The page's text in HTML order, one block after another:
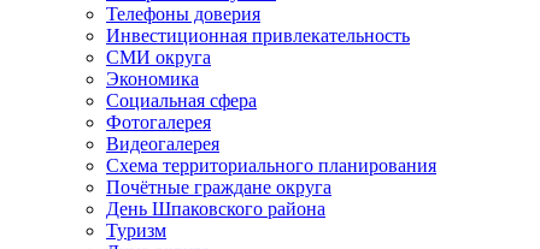
Телефоны доверия
Инвестиционная привлекательность
СМИ округа
Экономика
Социальная сфера
Фотогалерея
Видеогалерея
Схема территориального планирования
Почётные граждане округа
День Шпаковского района
Туризм